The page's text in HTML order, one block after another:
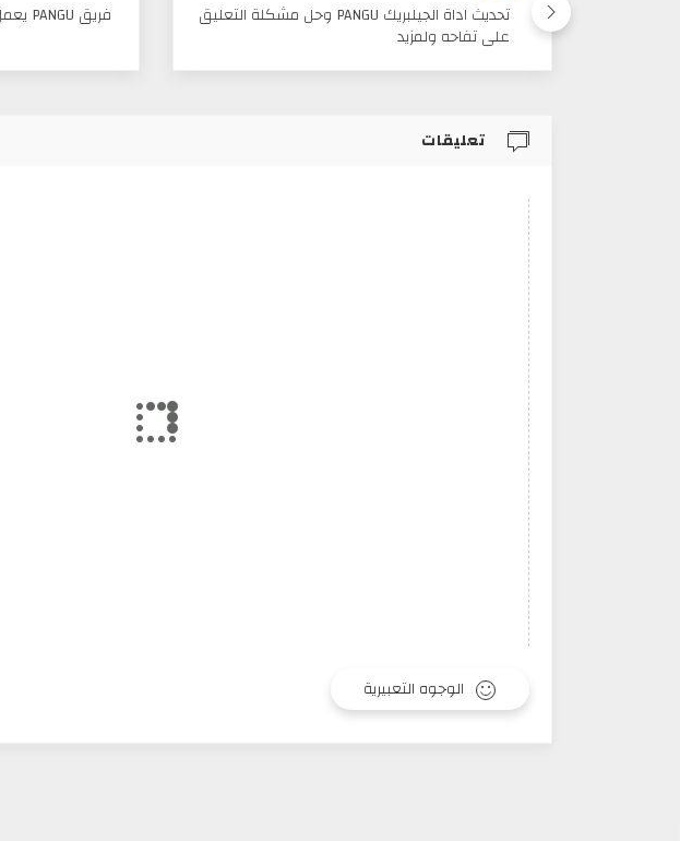
تحديث اداة الجيلبريك PANGU وحل مشكلة التعليق
على تفاحه ولمزيد
تعليقات
الوجوه التعبيرية